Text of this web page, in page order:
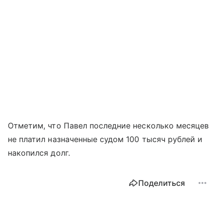
Отметим, что Павел последние несколько месяцев
не платил назначенные судом 100 тысяч рублей и
накопился долг.
Поделиться